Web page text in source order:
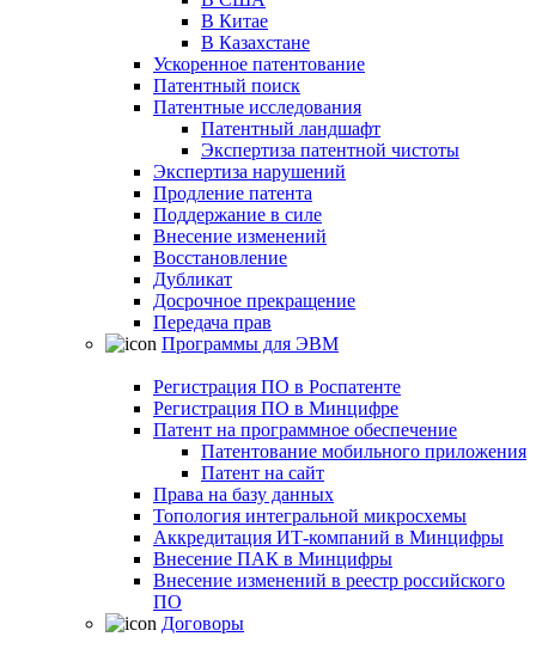
В Китае
В Казахстане
Ускоренное патентование
Патентный поиск
Патентные исследования
Патентный ландшафт
Экспертиза патентной чистоты
Экспертиза нарушений
Продление патента
Поддержание в силе
Внесение изменений
Восстановление
Дубликат
Досрочное прекращение
Передача прав
Программы для ЭВМ
Регистрация ПО в Роспатенте
Регистрация ПО в Минцифре
Патент на программное обеспечение
Патентование мобильного приложения
Патент на сайт
Права на базу данных
Топология интегральной микросхемы
Аккредитация ИТ-компаний в Минцифры
Внесение ПАК в Минцифры
Внесение изменений в реестр российского
ПО
Договоры